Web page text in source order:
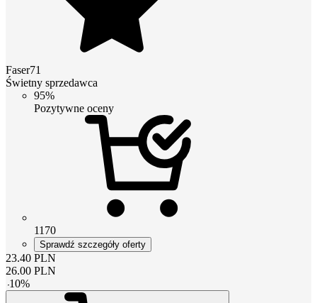
Faser71
Świetny sprzedawca
95%
Pozytywne oceny
1170
Sprawdź szczegóły oferty
23.40 PLN
26.00 PLN
-10%